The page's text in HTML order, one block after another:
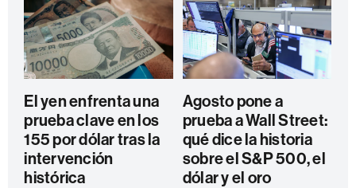
El yen enfrenta una
prueba clave en los
155 por dólar tras la
intervención
histórica
Agosto pone a
prueba a Wall Street:
qué dice la historia
sobre el S&P 500, el
dólar y el oro